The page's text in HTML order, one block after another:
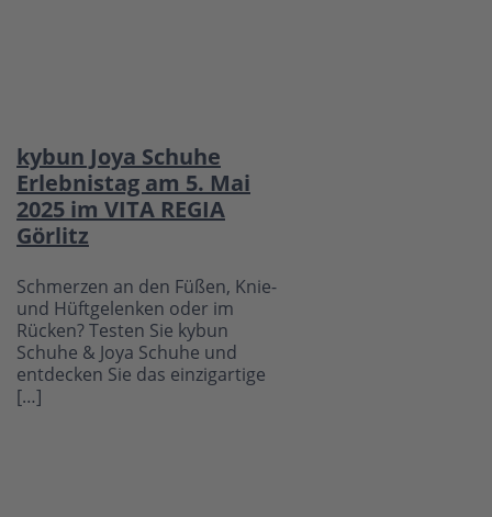
kybun Joya Schuhe
Erlebnistag am 5. Mai
2025 im VITA REGIA
Görlitz
Schmerzen an den Füßen, Knie-
und Hüftgelenken oder im
Rücken? Testen Sie kybun
Schuhe & Joya Schuhe und
entdecken Sie das einzigartige
[…]